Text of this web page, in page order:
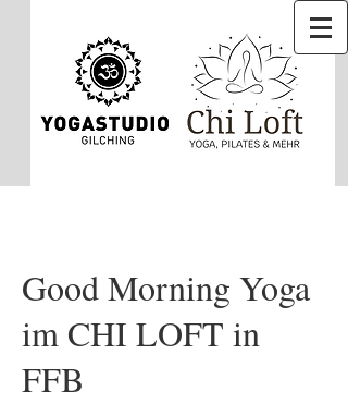
Good Morning Yoga
im CHI LOFT in
FFB